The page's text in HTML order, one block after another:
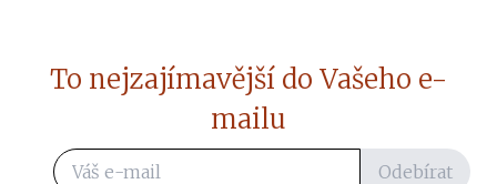
To nejzajímavější do Vašeho e-
mailu
Odebírat